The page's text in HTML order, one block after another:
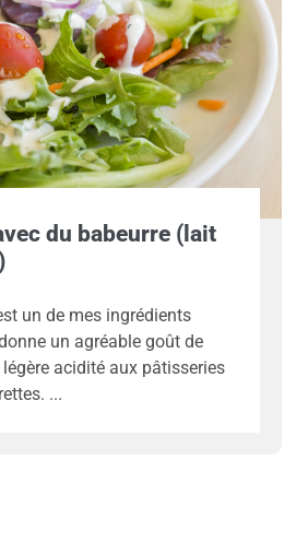
du babeurre (lait
un de mes ingrédients
un agréable goût de
légère acidité aux pâtisseries